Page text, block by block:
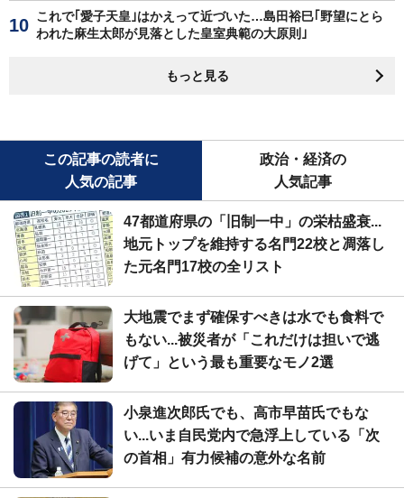
これで｢愛子天皇｣はかえって近づいた…島田裕巳｢野望にとら
われた麻生太郎が見落とした皇室典範の大原則｣
もっと見る
この記事の読者に
人気の記事
政治・経済の
人気記事
47都道府県の「旧制一中」の栄枯盛衰...
地元トップを維持する名門22校と凋落し
た元名門17校の全リスト
大地震でまず確保すべきは水でも食料で
もない...被災者が「これだけは担いで逃
げて」という最も重要なモノ2選
小泉進次郎氏でも、高市早苗氏でもな
い...いま自民党内で急浮上している「次
の首相」有力候補の意外な名前